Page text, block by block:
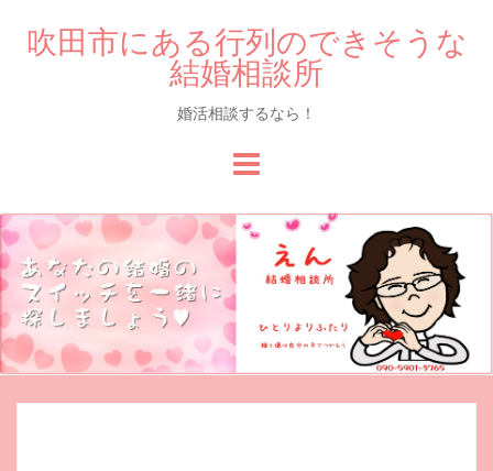
吹田市にある行列のできそうな
結婚相談所
婚活相談するなら！
to
content